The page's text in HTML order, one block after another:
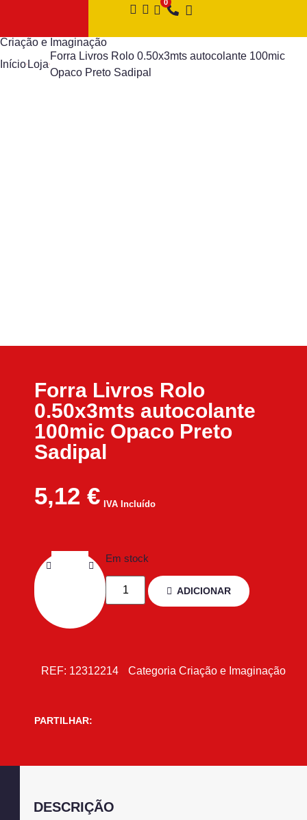
Criação e Imaginação
Início Loja
Forra Livros Rolo 0.50x3mts autocolante 100mic
Opaco Preto Sadipal
Forra Livros Rolo
0.50x3mts autocolante
100mic Opaco Preto
Sadipal
5,12 € IVA Incluído
Em stock
ADICIONAR
REF: 12312214 Categoria Criação e Imaginação
PARTILHAR:
DESCRIÇÃO